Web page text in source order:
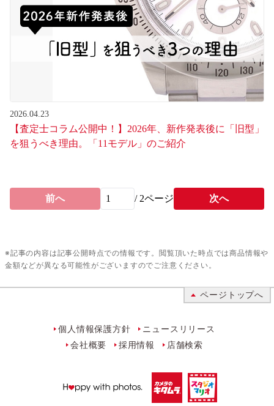
2026.04.23
【査定士コラム公開中！】2026年、新作発表後に「旧型」
を狙うべき理由。「11モデル」のご紹介
前へ / 2ページ 次へ
※記事の内容は記事公開時点での情報です。閲覧頂いた時点では商品情報や
金額などが異なる可能性がございますのでご注意ください。
ページトップへ
個人情報保護方針
ニュースリリース
会社概要
採用情報 店舗検索